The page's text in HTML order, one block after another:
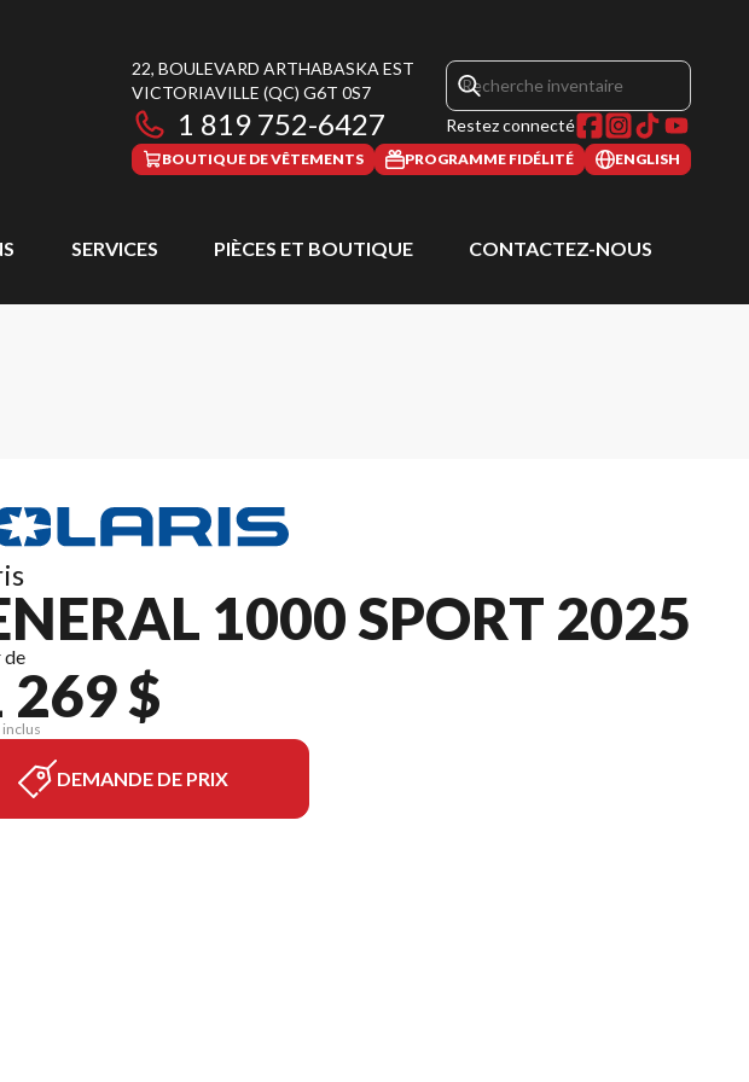
22, BOULEVARD ARTHABASKA EST
VICTORIAVILLE (QC) G6T 0S7
1 819 752-6427 Restez connecté
BOUTIQUE DE VÊTEMENTS PROGRAMME FIDÉLITÉ ENGLISH
SERVICES PIÈCES ET BOUTIQUE CONTACTEZ-NOUS
1000 SPORT 2025
de
269 $
inclus
DEMANDE DE PRIX